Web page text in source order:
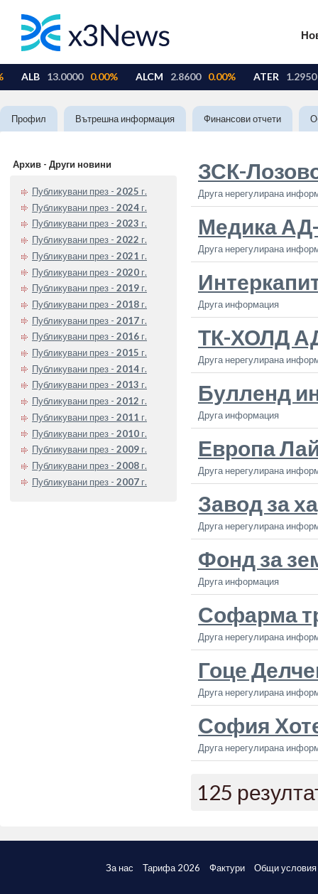
Профил Вътрешна информация Финансови отчети
Архив - Други новини
Публикувани през - 2025 г.
Публикувани през - 2024 г.
Публикувани през - 2023 г.
Публикувани през - 2022 г.
Публикувани през - 2021 г.
Публикувани през - 2020 г.
Публикувани през - 2019 г.
Публикувани през - 2018 г.
Публикувани през - 2017 г.
Публикувани през - 2016 г.
Публикувани през - 2015 г.
Публикувани през - 2014 г.
Публикувани през - 2013 г.
Публикувани през - 2012 г.
Публикувани през - 2011 г.
Публикувани през - 2010 г.
Публикувани през - 2009 г.
Публикувани през - 2008 г.
Публикувани през - 2007 г.
ЗСК-
Друга нерегулирана
Медика
Друга нерегулирана
Друга информация
ТК-ХОЛД
Друга нерегулирана
Булленд
Друга информация
Европа
Друга нерегулирана
Завод за
Друга нерегулирана
Фонд за
Друга информация
Софарма
Друга нерегулирана
Гоце
Друга нерегулирана
София
Друга нерегулирана
125
За нас Тарифа 2026 Фактури Общи условия